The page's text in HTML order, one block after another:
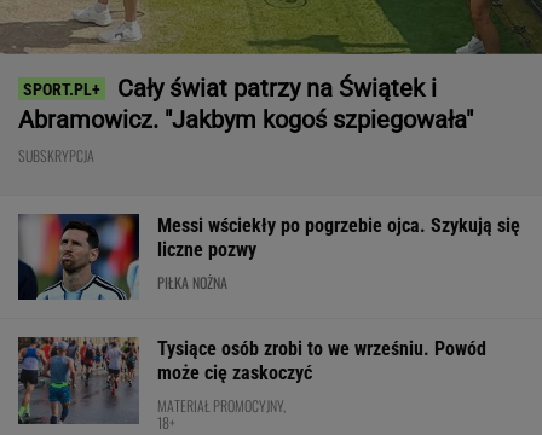
Cały świat patrzy na Świątek i
Abramowicz. "Jakbym kogoś szpiegowała"
SUBSKRYPCJA
Messi wściekły po pogrzebie ojca. Szykują się
liczne pozwy
PIŁKA NOŻNA
Tysiące osób zrobi to we wrześniu. Powód
może cię zaskoczyć
MATERIAŁ PROMOCYJNY,
18+